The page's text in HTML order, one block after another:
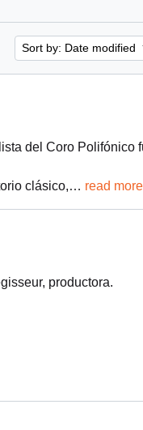
Sort by: Date modified
del Coro Polifónico
clásico,… read more
productora.